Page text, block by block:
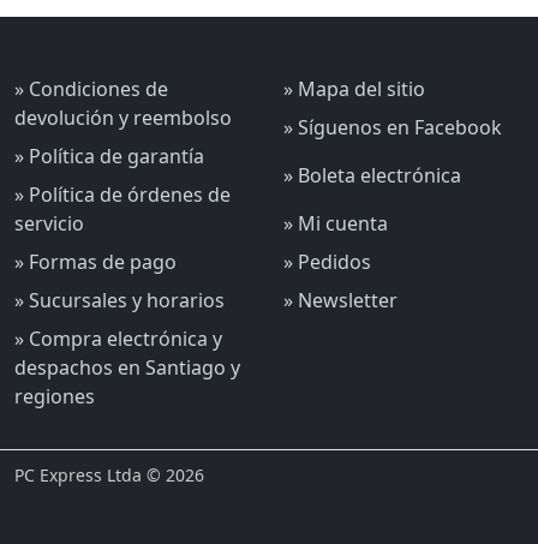
» Condiciones de
devolución y reembolso
» Política de garantía
» Política de órdenes de
servicio
» Formas de pago
» Sucursales y horarios
» Compra electrónica y
despachos en Santiago y
regiones
» Mapa del sitio
» Síguenos en Facebook
» Boleta electrónica
» Mi cuenta
» Pedidos
» Newsletter
PC Express Ltda © 2026